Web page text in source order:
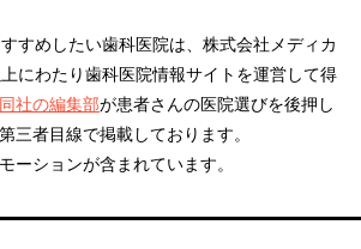
愛子矯正歯科 PR
歯科ひろみ小児歯科
トラル歯科 小児歯科 矯正歯科
すめしたい歯科医院は、株式会社メディカ
にわたり歯科医院情報サイトを運営して得
同社の編集部が患者さんの医院選びを後押し
三者目線で掲載しております。
ーションが含まれています。